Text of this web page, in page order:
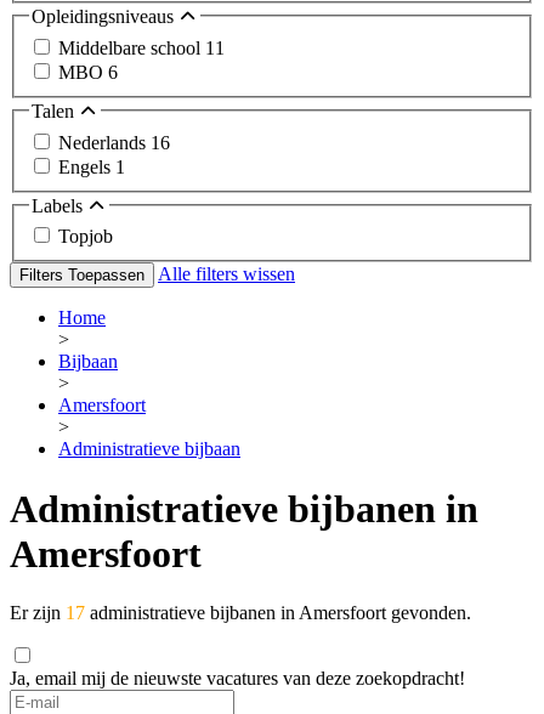
Opleidingsniveaus
Middelbare school 11
MBO 6
Talen
Nederlands 16
Engels 1
Labels
Topjob
Filters Toepassen Alle filters wissen
Home
>
Bijbaan
>
Amersfoort
>
Administratieve bijbaan
Administratieve bijbanen in
Amersfoort
Er zijn 17 administratieve bijbanen in Amersfoort gevonden.
Ja, email mij de nieuwste vacatures van deze zoekopdracht!